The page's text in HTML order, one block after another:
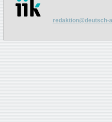
redaktion@deutsch-